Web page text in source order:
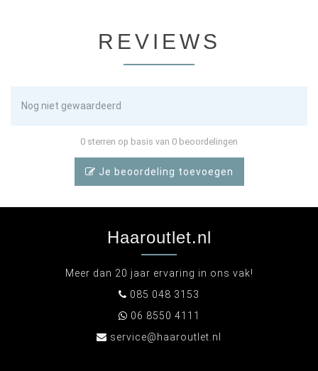
REVIEWS
Nog niet gewaardeerd
0 sterren op basis van 0 beoordelingen
Je beoordeling toevoegen
Haaroutlet.nl
Meer dan 20 jaar ervaring in ons vak!
085 048 3153
06 8550 4111
service@haaroutlet.nl